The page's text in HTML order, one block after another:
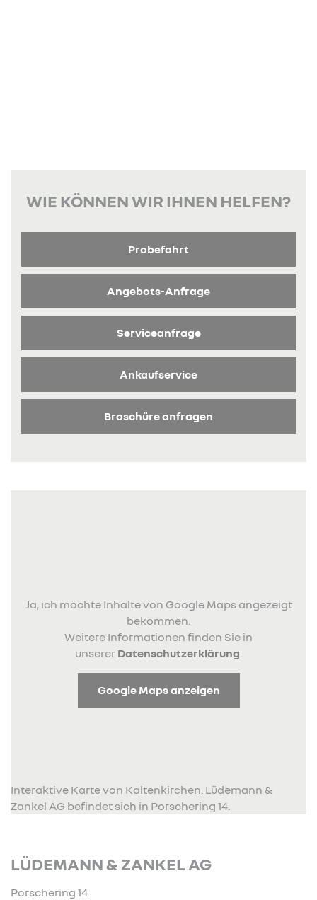
WIE KÖNNEN WIR IHNEN HELFEN?
Probefahrt
Angebots-Anfrage
Serviceanfrage
Ankaufservice
Broschüre anfragen
Ja, ich möchte Inhalte von Google Maps angezeigt
bekommen.
Weitere Informationen finden Sie in
unserer Datenschutzerklärung.
Google Maps anzeigen
Interaktive Karte von Kaltenkirchen. Lüdemann &
Zankel AG befindet sich in Porschering 14.
LÜDEMANN & ZANKEL AG
Porschering 14